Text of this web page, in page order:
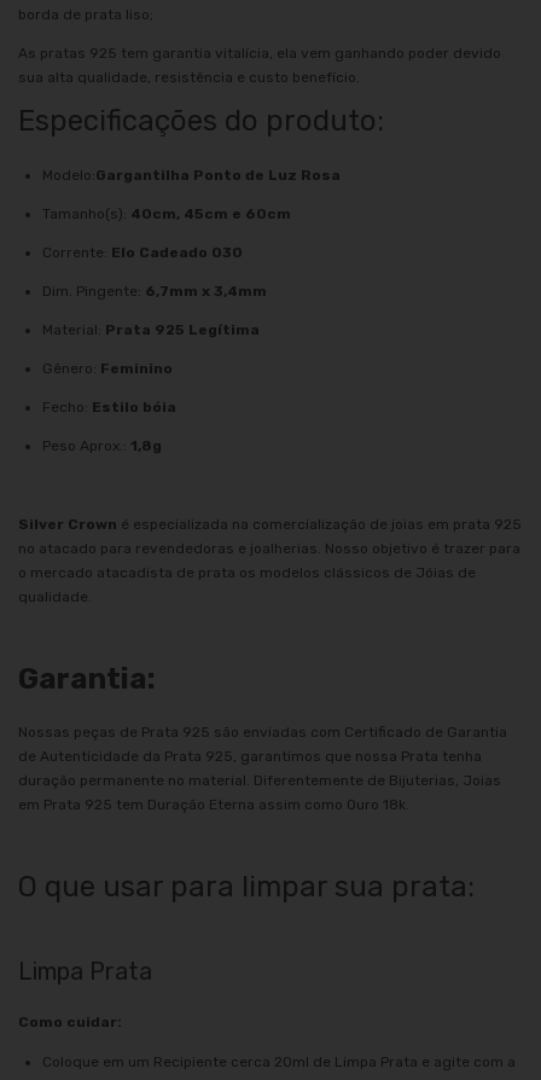
borda de prata liso;
As pratas 925 tem garantia vitalícia, ela vem ganhando poder devido
sua alta qualidade, resistência e custo benefício.
Especificações do produto:
Modelo:Gargantilha Ponto de Luz Rosa
Tamanho(s): 40cm, 45cm e 60cm
Corrente: Elo Cadeado 030
Dim. Pingente: 6,7mm x 3,4mm
Material: Prata 925 Legítima
Gênero: Feminino
Fecho: Estilo bóia
Peso Aprox.: 1,8g
Silver Crown é especializada na comercialização de joias em prata 925
no atacado para revendedoras e joalherias. Nosso objetivo é trazer para
o mercado atacadista de prata os modelos clássicos de Jóias de
qualidade.
Garantia:
Nossas peças de Prata 925 são enviadas com Certificado de Garantia
de Autenticidade da Prata 925, garantimos que nossa Prata tenha
duração permanente no material. Diferentemente de Bijuterias, Joias
em Prata 925 tem Duração Eterna assim como Ouro 18k.
O que usar para limpar sua prata:
Limpa Prata
Como cuidar:
Coloque em um Recipiente cerca 20ml de Limpa Prata e agite com a